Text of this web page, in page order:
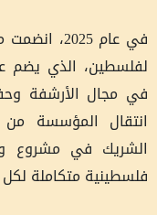
في عام
لفلسطين، الذي يضم
في مجال الأرشفة
انتقال المؤسسة
الشريك في مشروع
فلسطينية متكاملة لكل